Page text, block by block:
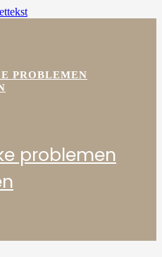
PROBLEMEN
problemen